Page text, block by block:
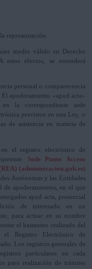
representación.
medio válido en Derecho
efectos, se entenderá
personal o comparecencia
apoderamiento «apud acta»
la correspondiente sede
previstos en esta Ley, o
de asistencia en materia de
el registro electrónico de
Sede Punto Acceso
(administracion.gob.es)
Autónomas y las Entidades
de apoderamientos, en el que
apud acta, presencial
de interesado en un
para actuar en su nombre
el bastanteo realizado del
Registro Electrónico de
Los registros generales de
particulares en cada
para realización de trámites